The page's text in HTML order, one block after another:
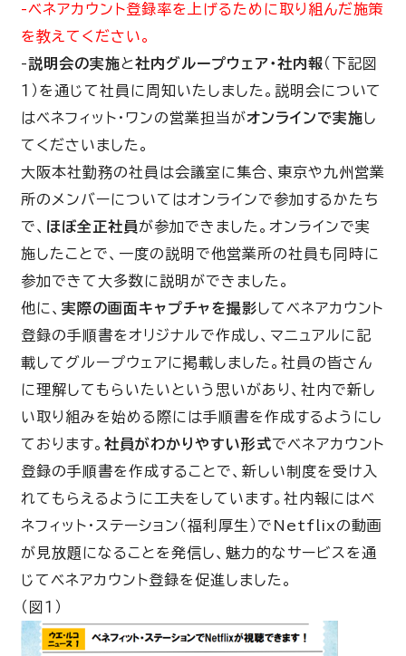
-ベネアカウント登録率を上げるために取り組んだ施策
を教えてください。
-説明会の実施と社内グループウェア・社内報（下記図
１）を通じて社員に周知いたしました。説明会について
はベネフィット・ワンの営業担当がオンラインで実施 し
てくださいました。
大阪本社勤務の社員は会議室に集合、東京や九州営業
所のメンバーについてはオンラインで参加するかたち
で、 ほぼ全正社員が参加できました。オンラインで実
施したことで、一度の説明で他営業所の社員も同時に
参加できて大多数に説明ができました。
他に、実際の画面キャプチャを撮影 してベネアカウント
登録の手順書をオリジナルで作成し、マニュアルに記
載してグループウェアに掲載しました。社員の皆さん
に理解してもらいたいという思いがあり、社内で新し
い取り組みを始める際には手順書を作成するようにし
ております。社員がわかりやすい形式でベネアカウント
登録の手順書を作成することで、新しい制度を受け入
れてもらえるように工夫をしています。社内報にはベ
ネフィット・ステーション（福利厚生）でNetflixの動画
が見放題になることを発信し、魅力的なサービスを通
じてベネアカウント登録を促進しました 。
（図１）